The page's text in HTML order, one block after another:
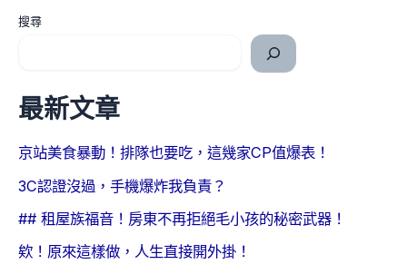
搜尋
最新文章
京站美食暴動！排隊也要吃，這幾家CP值爆表！
3C認證沒過，手機爆炸我負責？
## 租屋族福音！房東不再拒絕毛小孩的秘密武器！
欸！原來這樣做，人生直接開外掛！